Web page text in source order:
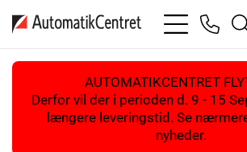
bars
light
phone
AUTOMATIKCENTRET
Derfor vil der i perioden d. 9 - 15
længere leveringstid. Se
nyheder.